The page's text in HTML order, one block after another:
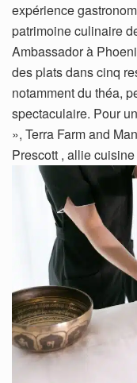
expérience
patrimoine culinaire
Ambassador à
des plats dans cinq
notamment du théa,
spectaculaire. Pour
», Terra Farm and
Prescott , allie